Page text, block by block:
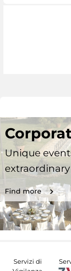
Unique
Find more
Servizi di